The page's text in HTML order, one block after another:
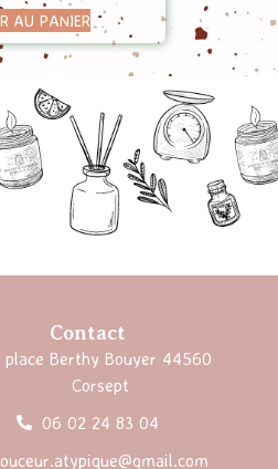
AU PANIER
Contact
place Berthy Bouyer 44560
Corsept
06 02 24 83 04